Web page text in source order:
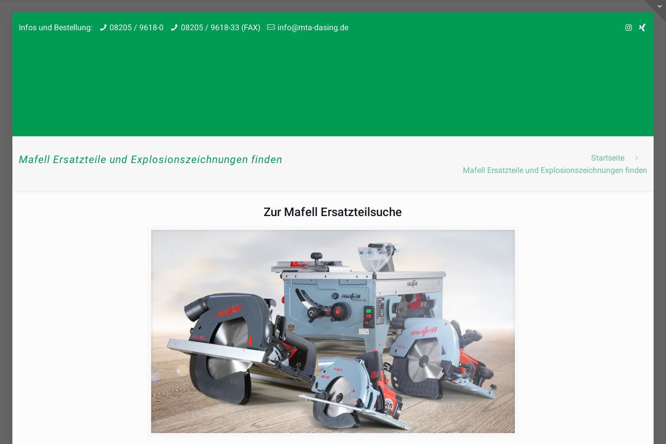
Infos und Bestellung: 08205 / 9618-0 08205 / 9618-33 (FAX) info@mta-dasing.de
Mafell Ersatzteile und Explosionszeichnungen finden
Startseite
Mafell Ersatzteile und Explosionszeichnungen finden
Zur Mafell Ersatzteilsuche